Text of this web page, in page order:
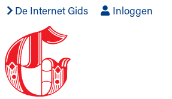
De Internet Gids Inloggen